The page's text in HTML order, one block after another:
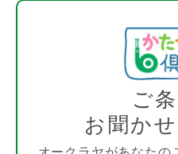
ご
お聞か